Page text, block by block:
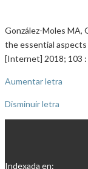
González-Moles MA,
the essential
[Internet] 2018; 103 :
Aumentar letra
Disminuir letra
Indexada en: